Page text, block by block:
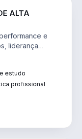
ALTA
e
liderança
estudo
profissional